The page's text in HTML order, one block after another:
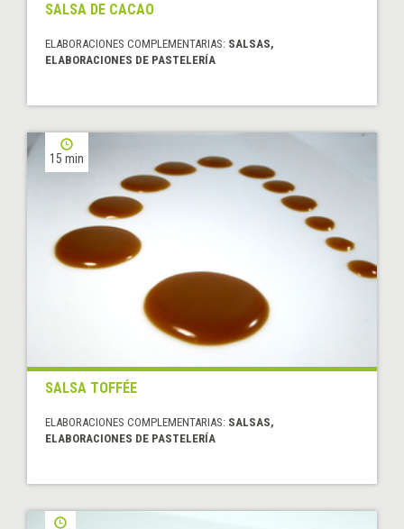
SALSA DE CACAO
ELABORACIONES COMPLEMENTARIAS: SALSAS,
ELABORACIONES DE PASTELERÍA
15 min
SALSA TOFFÉE
ELABORACIONES COMPLEMENTARIAS: SALSAS,
ELABORACIONES DE PASTELERÍA